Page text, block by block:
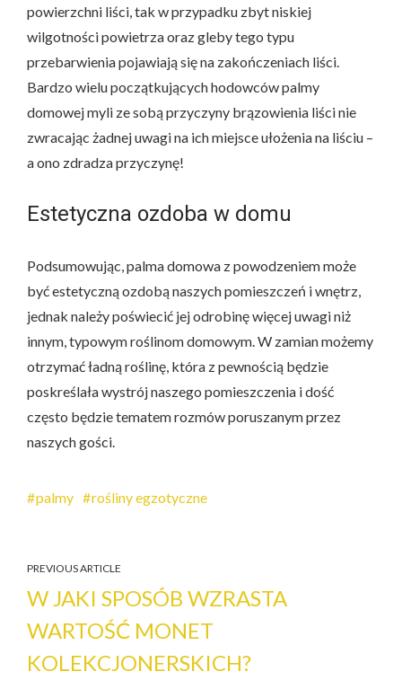
powierzchni liści, tak w przypadku zbyt niskiej
wilgotności powietrza oraz gleby tego typu
przebarwienia pojawiają się na zakończeniach liści.
Bardzo wielu początkujących hodowców palmy
domowej myli ze sobą przyczyny brązowienia liści nie
zwracając żadnej uwagi na ich miejsce ułożenia na liściu –
a ono zdradza przyczynę!
Estetyczna ozdoba w domu
Podsumowując, palma domowa z powodzeniem może
być estetyczną ozdobą naszych pomieszczeń i wnętrz,
jednak należy poświecić jej odrobinę więcej uwagi niż
innym, typowym roślinom domowym. W zamian możemy
otrzymać ładną roślinę, która z pewnością będzie
poskreślała wystrój naszego pomieszczenia i dość
często będzie tematem rozmów poruszanym przez
naszych gości.
palmy rośliny egzotyczne
PREVIOUS ARTICLE
W JAKI SPOSÓB WZRASTA
WARTOŚĆ MONET
KOLEKCJONERSKICH?